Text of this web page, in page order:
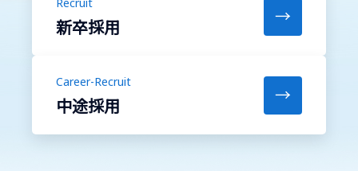
新卒採用
→
Career-Recruit
中途採用
→